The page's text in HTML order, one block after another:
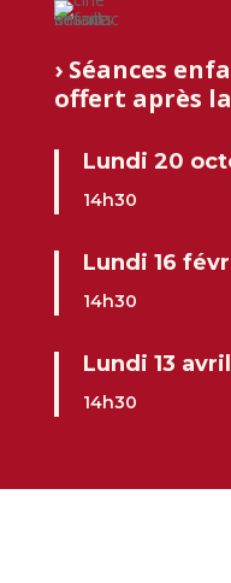
› Séances
offert après
Lundi 20
14h30
Lundi 16
14h30
Lundi 13 avril
14h30